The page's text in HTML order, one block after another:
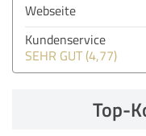
Webseite
Kundenservice
SEHR GUT (4,77)
Top-